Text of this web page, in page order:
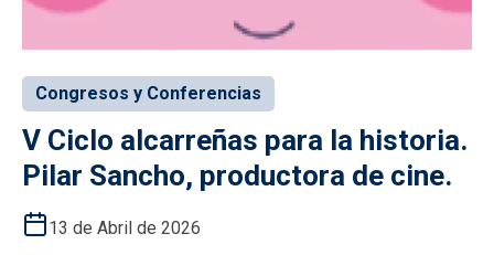
Congresos y Conferencias
V Ciclo alcarreñas para la historia.
Pilar Sancho, productora de cine.
13 de Abril de 2026